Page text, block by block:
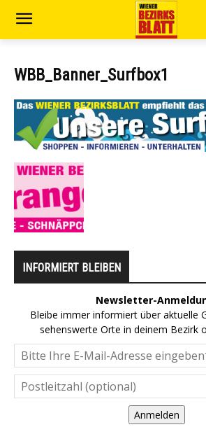
WBB_Banner_Surfbox1
INFORMIERT BLEIBEN
Newsletter-
Bleibe immer informiert über aktuelle
sehenswerte Orte in deinem Bezirk
Anmelden